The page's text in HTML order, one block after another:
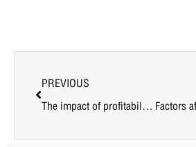
PREVIOUS
The impact of profitability ratio and financial structure ratio on the stock price and market value of listed companies in the Stock Exchange of Thailand, SET 50 group